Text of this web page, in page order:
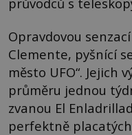
Opravdovou
Clemente, pyšnící
město UFO“. Jejich
průměru jednou
zvanou El
perfektně